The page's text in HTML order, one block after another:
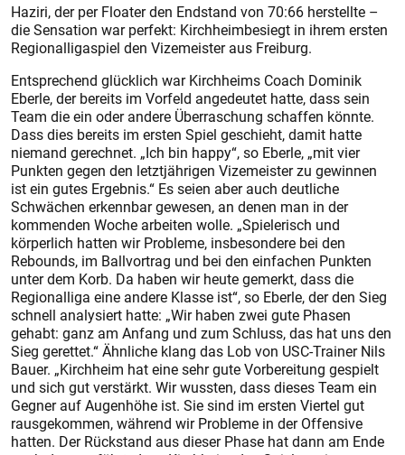
Haziri, der per Floater den Endstand von 70:66 herstellte –
die Sensation war perfekt: Kirchheimbesiegt in ihrem ersten
Regionalligaspiel den Vizemeister aus Freiburg.
Entsprechend glücklich war Kirchheims Coach Dominik
Eberle, der bereits im Vorfeld angedeutet hatte, dass sein
Team die ein oder andere Überraschung schaffen könnte.
Dass dies bereits im ersten Spiel geschieht, damit hatte
niemand gerechnet. „Ich bin happy“, so Eberle, „mit vier
Punkten gegen den letztjährigen Vizemeister zu gewinnen
ist ein gutes Ergebnis.“ Es seien aber auch deutliche
Schwächen erkennbar gewesen, an denen man in der
kommenden Woche arbeiten wolle. „Spielerisch und
körperlich hatten wir Probleme, insbesondere bei den
Rebounds, im Ballvortrag und bei den einfachen Punkten
unter dem Korb. Da haben wir heute gemerkt, dass die
Regionalliga eine andere Klasse ist“, so Eberle, der den Sieg
schnell analysiert hatte: „Wir haben zwei gute Phasen
gehabt: ganz am Anfang und zum Schluss, das hat uns den
Sieg gerettet.“ Ähnliche klang das Lob von USC-Trainer Nils
Bauer. „Kirchheim hat eine sehr gute Vorbereitung gespielt
und sich gut verstärkt. Wir wussten, dass dieses Team ein
Gegner auf Augenhöhe ist. Sie sind im ersten Viertel gut
rausgekommen, während wir Probleme in der Offensive
hatten. Der Rückstand aus dieser Phase hat dann am Ende